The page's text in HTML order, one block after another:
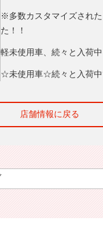
※多数カスタマイズされ
た！！
軽未使用車、続々と入荷
☆未使用車☆続々と入荷中
店舗情報に戻る